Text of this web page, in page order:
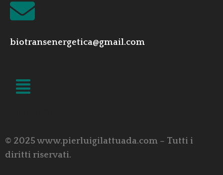
biotransenergetica@gmail.com
© 2025 www.pierluigilattuada.com – Tutti i
diritti riservati.